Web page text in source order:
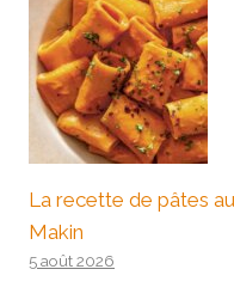
La recette de pâtes
Makin
5 août 2026